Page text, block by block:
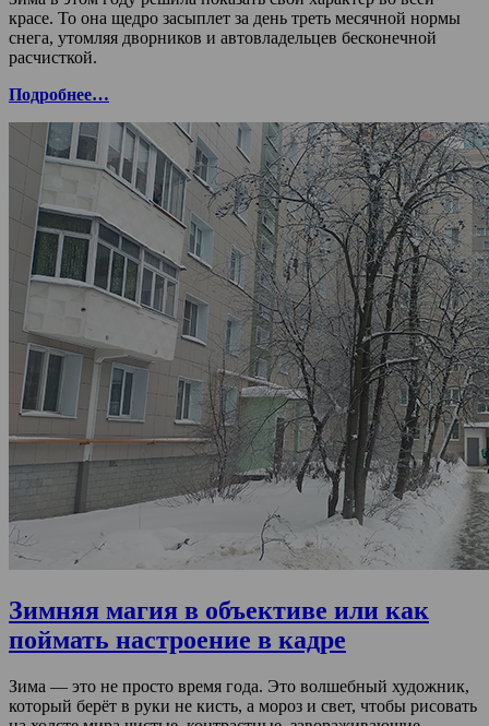
красе. То она щедро засыплет за день треть месячной нормы
снега, утомляя дворников и автовладельцев бесконечной
расчисткой.
Подробнее…
Зимняя магия в объективе или как
поймать настроение в кадре
Зима — это не просто время года. Это волшебный художник,
который берёт в руки не кисть, а мороз и свет, чтобы рисовать